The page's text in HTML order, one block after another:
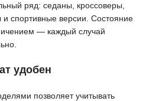
ряд: седаны, кроссоверы,
спортивные версии. Состояние
— каждый случай
удобен
позволяет учитывать